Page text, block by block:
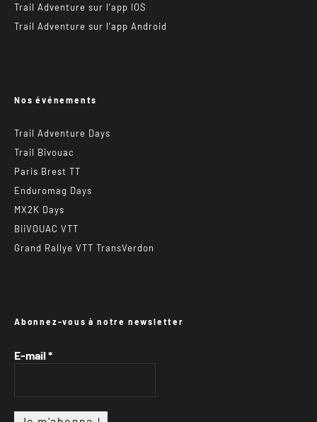
Trail Adventure sur l’app IOS
Trail Adventure sur l’app Android
Nos événements
Trail Adventure Days
Trail Bivouac
Paris Brest TT
Enduromag Days
MX2K Days
BiiVOUAC VTT
Grand Rallye VTT TransVerdon
Abonnez-vous à notre newsletter
E-mail *